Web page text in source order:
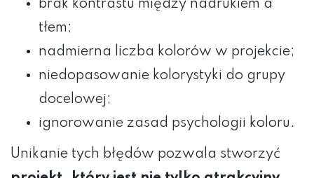
CZAPKI
ODZIEŻ
brak kontrastu między nadrukiem a
tłem;
nadmierna liczba kolorów w projekcie;
niedopasowanie kolorystyki do grupy
docelowej;
ignorowanie zasad psychologii koloru.
Unikanie tych błędów pozwala stworzyć